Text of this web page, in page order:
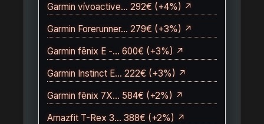
Garmin vívoactive… 292€ (+4%) ↗
Garmin Forerunner… 279€ (+3%) ↗
Garmin fēnix E -… 600€ (+3%) ↗
Garmin Instinct E… 222€ (+3%) ↗
Garmin fēnix 7X… 584€ (+2%) ↗
Amazfit T-Rex 3… 388€ (+2%) ↗